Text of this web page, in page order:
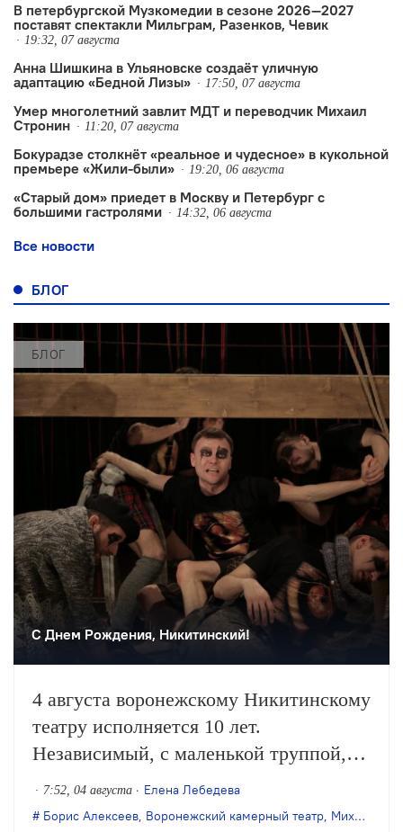
В петербургской Музкомедии в сезоне 2026—2027
поставят спектакли Мильграм, Разенков, Чевик
19:32, 07 августа
Анна Шишкина в Ульяновске создаëт уличную
адаптацию «Бедной Лизы»
17:50, 07 августа
Умер многолетний завлит МДТ и переводчик Михаил
Стронин
11:20, 07 августа
Бокурадзе столкнëт «реальное и чудесное» в кукольной
премьере «Жили-были»
19:20, 06 августа
«Старый дом» приедет в Москву и Петербург с
большими гастролями
14:32, 06 августа
Все новости
БЛОГ
БЛОГ
С Днем Рождения, Никитинский!
4 августа воронежскому Никитинскому
театру исполняется 10 лет.
Независимый, с маленькой труппой,
он все очевиднее становится
художественным явлением в
7:52, 04 августа
Елена Лебедева
Борис Алексеев, Воронежский камерный театр, Михаил Бычков